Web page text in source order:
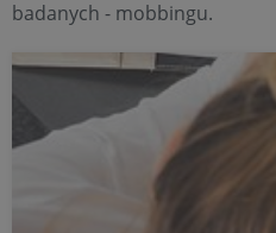
badanych - mobbingu.